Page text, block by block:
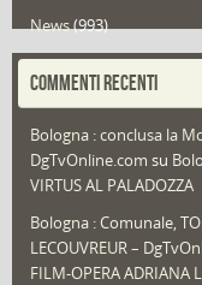
News(993)
Portfolio(1)
Redazioni(1.050)
Speciali (22)
Sport
That's Bologna
COMMENTI RECENTI
Bologna : conclusa la
DgTvOnline.com su
VIRTUS AL PALADOZZA
Bologna : Comunale,
LECOUVREUR –
FILM-OPERA ADRIANA